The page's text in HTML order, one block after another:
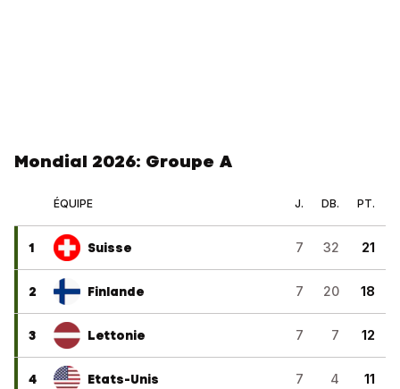
Mondial 2026: Groupe A
ÉQUIPE J. DB. PT.
1 Suisse 7 32 21
2 Finlande 7 20 18
3 Lettonie 7 7 12
4 Etats-Unis 7 4 11